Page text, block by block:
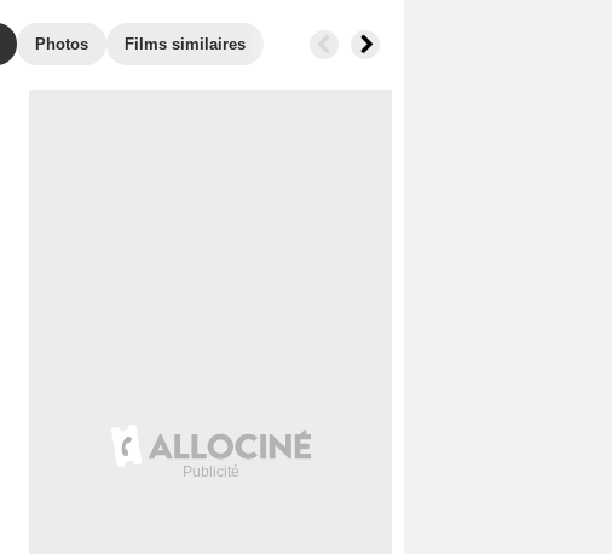
Photos Films similaires